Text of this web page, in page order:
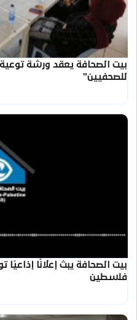
بيت الصحافة يعقد ورشة
للصحفيين"
بيت الصحافة يبث إعلانًا
فلسطين